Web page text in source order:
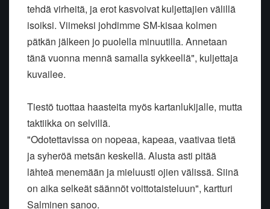
tehdä virheitä, ja erot kasvoivat kuljettajien välillä
isoiksi. Viimeksi johdimme SM-kisaa kolmen
pätkän jälkeen jo puolella minuutilla. Annetaan
tänä vuonna mennä samalla sykkeellä", kuljettaja
kuvailee.
Tiestö tuottaa haasteita myös kartanlukijalle, mutta
taktiikka on selvillä.
"Odotettavissa on nopeaa, kapeaa, vaativaa tietä
ja syheröä metsän keskellä. Alusta asti pitää
lähteä menemään ja mieluusti ojien välissä. Siinä
on aika selkeät säännöt voittotaisteluun", kartturi
Salminen sanoo.